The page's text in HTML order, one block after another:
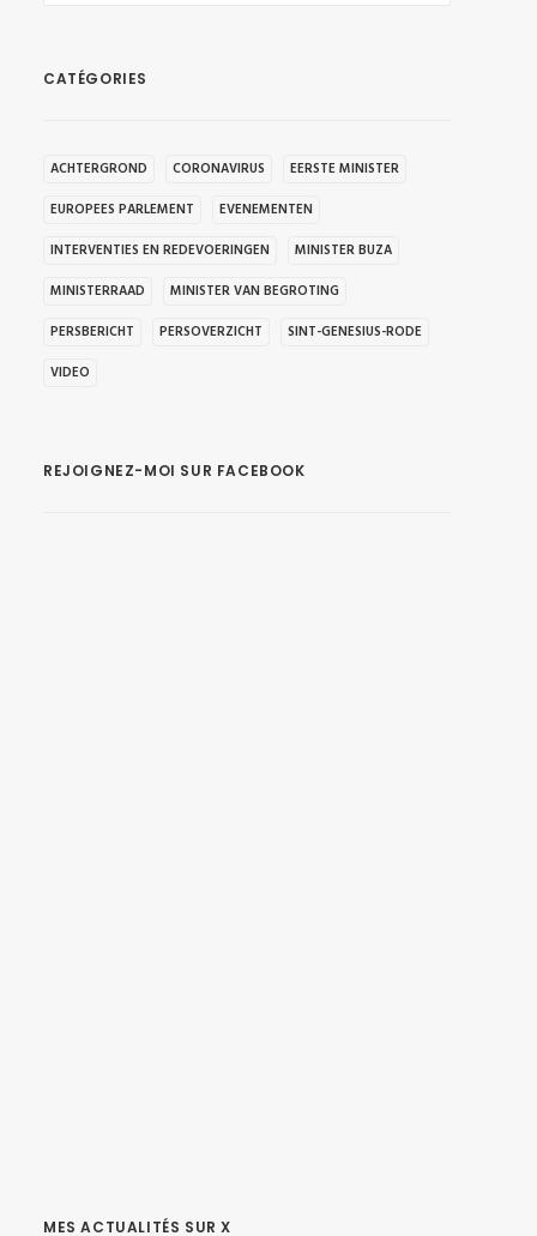
CATÉGORIES
ACHTERGROND CORONAVIRUS
EERSTE MINISTER
EUROPEES PARLEMENT
EVENEMENTEN
INTERVENTIES EN REDEVOERINGEN
MINISTER BUZA
MINISTERRAAD
MINISTER VAN BEGROTING
PERSBERICHT
PERSOVERZICHT
SINT-GENESIUS-RODE
VIDEO
REJOIGNEZ-MOI SUR FACEBOOK
MES ACTUALITÉS SUR X